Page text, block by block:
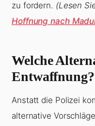
zu fordern. (Lesen
Hoffnung nach
Welche
Entwaffnung?
Anstatt die Polizei
alternative